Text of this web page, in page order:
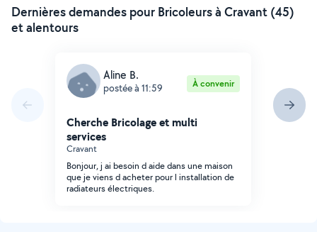
Dernières demandes pour Bricoleurs à Cravant (45)
et alentours
Aline B.
postée à 11:59 À convenir
Cherche Bricolage et multi
services
Cravant
Bonjour, j ai besoin d aide dans une maison
que je viens d acheter pour l installation de
radiateurs électriques.